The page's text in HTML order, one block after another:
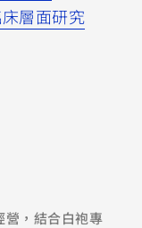
層面研究
營，結合白袍專